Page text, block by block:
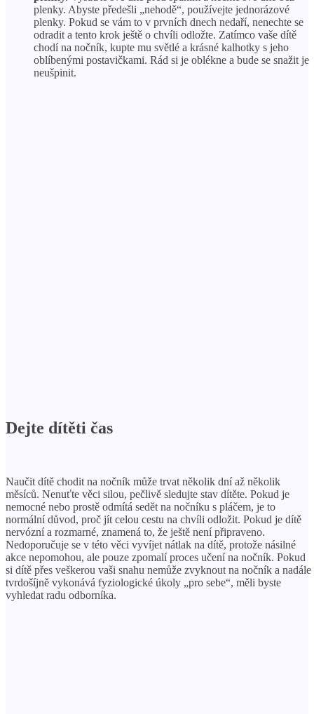
plenky. Abyste předešli „nehodě“, používejte jednorázové
plenky. Pokud se vám to v prvních dnech nedaří, nenechte se
odradit a tento krok ještě o chvíli odložte. Zatímco vaše dítě
chodí na nočník, kupte mu světlé a krásné kalhotky s jeho
oblíbenými postavičkami. Rád si je oblékne a bude se snažit je
neušpinit.
Dejte dítěti čas
Naučit dítě chodit na nočník může trvat několik dní až několik
měsíců. Nenuťte věci silou, pečlivě sledujte stav dítěte. Pokud je
nemocné nebo prostě odmítá sedět na nočníku s pláčem, je to
normální důvod, proč jít celou cestu na chvíli odložit. Pokud je dítě
nervózní a rozmarné, znamená to, že ještě není připraveno.
Nedoporučuje se v této věci vyvíjet nátlak na dítě, protože násilné
akce nepomohou, ale pouze zpomalí proces učení na nočník. Pokud
si dítě přes veškerou vaši snahu nemůže zvyknout na nočník a nadále
tvrdošíjně vykonává fyziologické úkoly „pro sebe“, měli byste
vyhledat radu odborníka.